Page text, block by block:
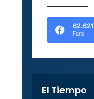
62.621
Fans
El Tiempo